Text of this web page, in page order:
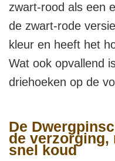
zwart-rood als een
de zwart-rode
kleur en heeft het
Wat ook opvallend
driehoeken op de
De
de verzorging,
snel koud